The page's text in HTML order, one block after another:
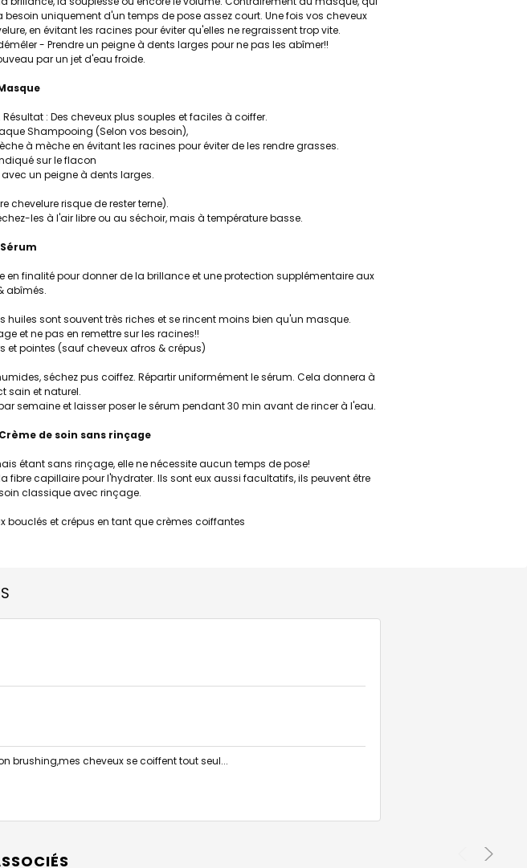
uniquement d'un temps de pose assez court. Une fois vos cheveux
en évitant les racines pour éviter qu'elles ne regraissent trop vite.
- Prendre un peigne à dents larges pour ne pas les abîmer!!
par un jet d'eau froide.
: Des cheveux plus souples et faciles à coiffer.
Shampooing (Selon vos besoin),
à mèche en évitant les racines pour éviter de les rendre grasses.
sur le flacon
un peigne à dents larges.
chevelure risque de rester terne).
les à l'air libre ou au séchoir, mais à température basse.
finalité pour donner de la brillance et une protection supplémentaire aux
abîmés.
huiles sont souvent très riches et se rincent moins bien qu'un masque.
et ne pas en remettre sur les racines!!
et pointes (sauf cheveux afros & crépus)
séchez pus coiffez. Répartir uniformément le sérum. Cela donnera à
sain et naturel.
semaine et laisser poser le sérum pendant 30 min avant de rincer à l'eau.
de soin sans rinçage
étant sans rinçage, elle ne nécessite aucun temps de pose!
capillaire pour l'hydrater. Ils sont eux aussi facultatifs, ils peuvent être
classique avec rinçage.
bouclés et crépus en tant que crèmes coiffantes
brushing,mes cheveux se coiffent tout seul...